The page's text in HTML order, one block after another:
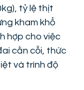
tỷ lệ thịt
kham khổ
hợp cho việc
cằn cỗi, thức
và trình độ